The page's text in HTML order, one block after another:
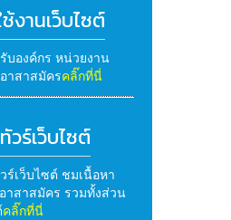
ช้งานเว็บไซต์
บองค์กร หน่วยงาน
าสาสมัครคลิ๊กที่นี่
วร์เว็บไซต์
ร์เว็บไซต์ ชมเนื้อหา
าสาสมัคร รวมทั้งส่วน
คลิ๊กที่นี่